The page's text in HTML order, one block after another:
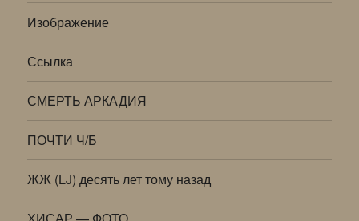
Изображение
Ссылка
СМЕРТЬ АРКАДИЯ
ПОЧТИ Ч/Б
ЖЖ (LJ) десять лет тому назад